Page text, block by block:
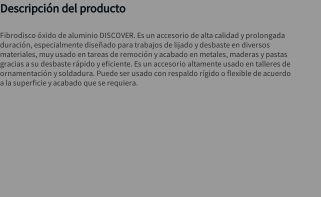
Descripción del producto
Fibrodisco óxido de aluminio DISCOVER. Es un accesorio de alta calidad y prolongada
duración, especialmente diseñado para trabajos de lijado y desbaste en diversos
materiales, muy usado en tareas de remoción y acabado en metales, maderas y pastas
gracias a su desbaste rápido y eficiente. Es un accesorio altamente usado en talleres de
ornamentación y soldadura. Puede ser usado con respaldo rígido o flexible de acuerdo
a la superficie y acabado que se requiera.